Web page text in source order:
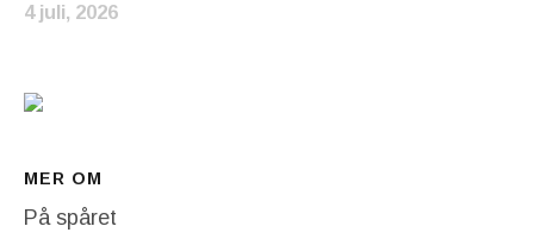
4 juli, 2026
MER OM
På spåret